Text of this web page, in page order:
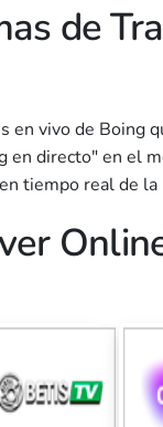
de
en vivo de Boing
en directo" en el
tiempo real de la